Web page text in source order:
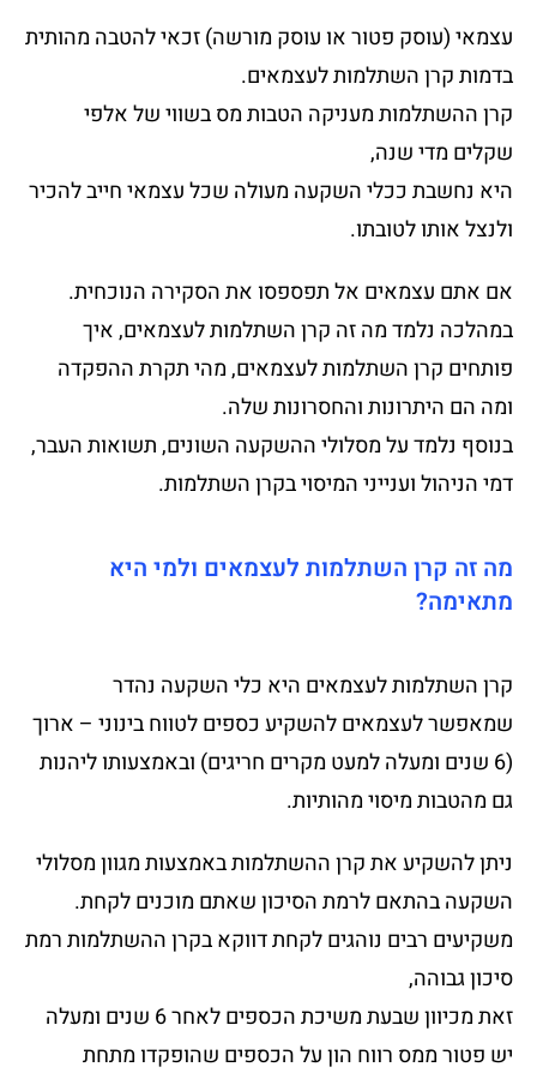
עצמאי (עוסק פטור או עוסק מורשה) זכאי להטבה מהותית
בדמות קרן השתלמות לעצמאים.
קרן ההשתלמות מעניקה הטבות מס בשווי של אלפי
שקלים מדי שנה,
היא נחשבת ככלי השקעה מעולה שכל עצמאי חייב להכיר
ולנצל אותו לטובתו.
אם אתם עצמאים אל תפספסו את הסקירה הנוכחית.
במהלכה נלמד מה זה קרן השתלמות לעצמאים, איך
פותחים קרן השתלמות לעצמאים, מהי תקרת ההפקדה
ומה הם היתרונות והחסרונות שלה.
בנוסף נלמד על מסלולי ההשקעה השונים, תשואות העבר,
דמי הניהול וענייני המיסוי בקרן השתלמות.
מה זה קרן השתלמות לעצמאים ולמי היא
מתאימה?
קרן השתלמות לעצמאים היא כלי השקעה נהדר
שמאפשר לעצמאים להשקיע כספים לטווח בינוני – ארוך
(6 שנים ומעלה למעט מקרים חריגים) ובאמצעותו ליהנות
גם מהטבות מיסוי מהותיות.
ניתן להשקיע את קרן ההשתלמות באמצעות מגוון מסלולי
השקעה בהתאם לרמת הסיכון שאתם מוכנים לקחת.
משקיעים רבים נוהגים לקחת דווקא בקרן ההשתלמות רמת
סיכון גבוהה,
זאת מכיוון שבעת משיכת הכספים לאחר 6 שנים ומעלה
יש פטור ממס רווח הון על הכספים שהופקדו מתחת